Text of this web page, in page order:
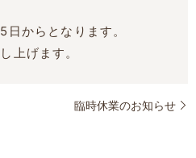
からとなります。
上げます。
臨時休業のお知らせ